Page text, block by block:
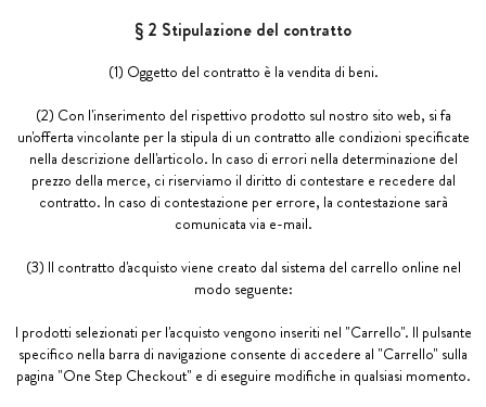
§ 2 Stipulazione del contratto
(1) Oggetto del contratto è la vendita di beni.
(2) Con l'inserimento del rispettivo prodotto sul nostro sito web, si fa
un'offerta vincolante per la stipula di un contratto alle condizioni specificate
nella descrizione dell'articolo. In caso di errori nella determinazione del
prezzo della merce, ci riserviamo il diritto di contestare e recedere dal
contratto. In caso di contestazione per errore, la contestazione sarà
comunicata via e-mail.
(3) Il contratto d'acquisto viene creato dal sistema del carrello online nel
modo seguente:
I prodotti selezionati per l'acquisto vengono inseriti nel "Carrello". Il pulsante
specifico nella barra di navigazione consente di accedere al "Carrello" sulla
pagina "One Step Checkout" e di eseguire modifiche in qualsiasi momento.